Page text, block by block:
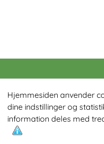
Hjemmesiden anvender
dine indstillinger og
information deles med
Populære produkter
Odin R900 Romaskine
Odin S900 Spinningcykel